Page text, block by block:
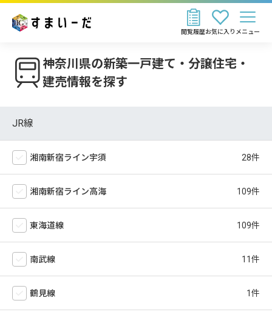
お気に入り
閲覧履歴 メニュー
神奈川県の新築一戸建て・分譲住宅・
建売情報を探す
JR線
湘南新宿ライン宇須
湘南新宿ライン高海
東海道線
南武線
鶴見線